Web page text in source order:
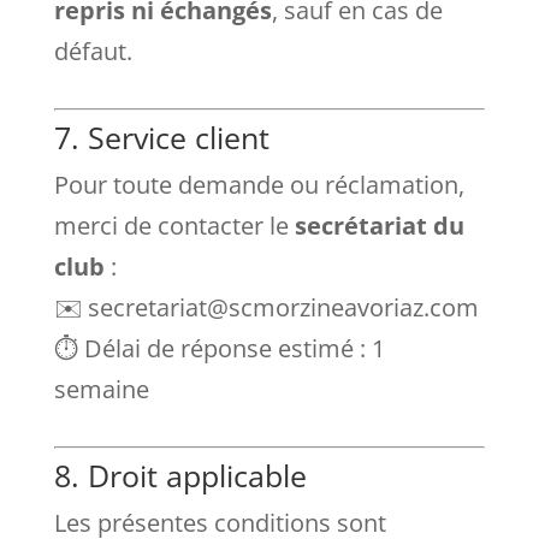
repris ni échangés, sauf en cas de
défaut.
7. Service client
Pour toute demande ou réclamation,
merci de contacter le secrétariat du
club :
✉️ secretariat@scmorzineavoriaz.com
⏱️ Délai de réponse estimé : 1
semaine
8. Droit applicable
Les présentes conditions sont